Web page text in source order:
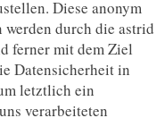
Diese anonym
durch die astrid
ferner mit dem Ziel
Datensicherheit in
letztlich ein
verarbeiteten